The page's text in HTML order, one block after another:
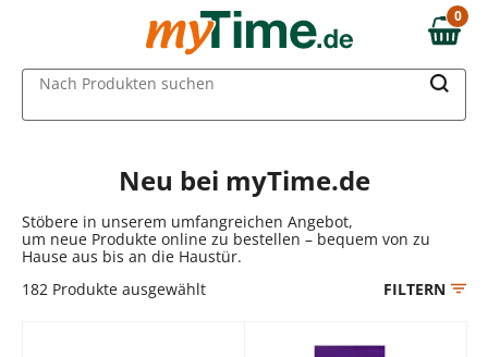
Zum Hauptinhalt springen
Zur Navigation springen
Zur Suche springen
0,00 €
0
Nach Produkten suchen
Neu bei myTime.de
Stöbere in unserem umfangreichen Angebot,
um neue Produkte online zu bestellen – bequem von zu
Hause aus bis an die Haustür.
182 Produkte ausgewählt FILTERN